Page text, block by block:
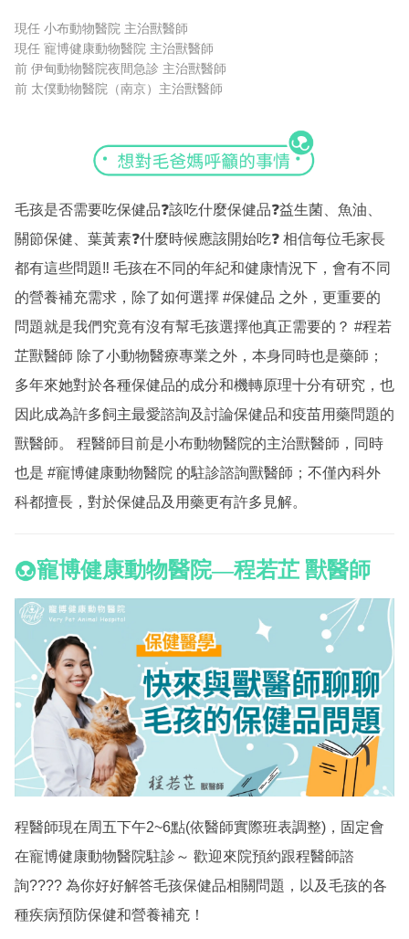
現任 小布動物醫院 主治獸醫師
現任 寵博健康動物醫院 主治獸醫師
前 伊甸動物醫院夜間急診 主治獸醫師
前 太僕動物醫院（南京）主治獸醫師
毛孩是否需要吃保健品❓️該吃什麼保健品❓️益生菌、魚油、
關節保健、葉黃素❓️什麼時候應該開始吃❓️ 相信每位毛家長
都有這些問題‼️ 毛孩在不同的年紀和健康情況下，會有不同
的營養補充需求，除了如何選擇 #保健品 之外，更重要的
問題就是我們究竟有沒有幫毛孩選擇他真正需要的？ #程若
芷獸醫師 除了小動物醫療專業之外，本身同時也是藥師；
多年來她對於各種保健品的成分和機轉原理十分有研究，也
因此成為許多飼主最愛諮詢及討論保健品和疫苗用藥問題的
獸醫師。 程醫師目前是小布動物醫院的主治獸醫師，同時
也是 #寵博健康動物醫院 的駐診諮詢獸醫師；不僅內科外
科都擅長，對於保健品及用藥更有許多見解。
寵博健康動物醫院—程若芷 獸醫師
程醫師現在周五下午2~6點(依醫師實際班表調整)，固定會
在寵博健康動物醫院駐診～ 歡迎來院預約跟程醫師諮
詢???? 為你好好解答毛孩保健品相關問題，以及毛孩的各
種疾病預防保健和營養補充！